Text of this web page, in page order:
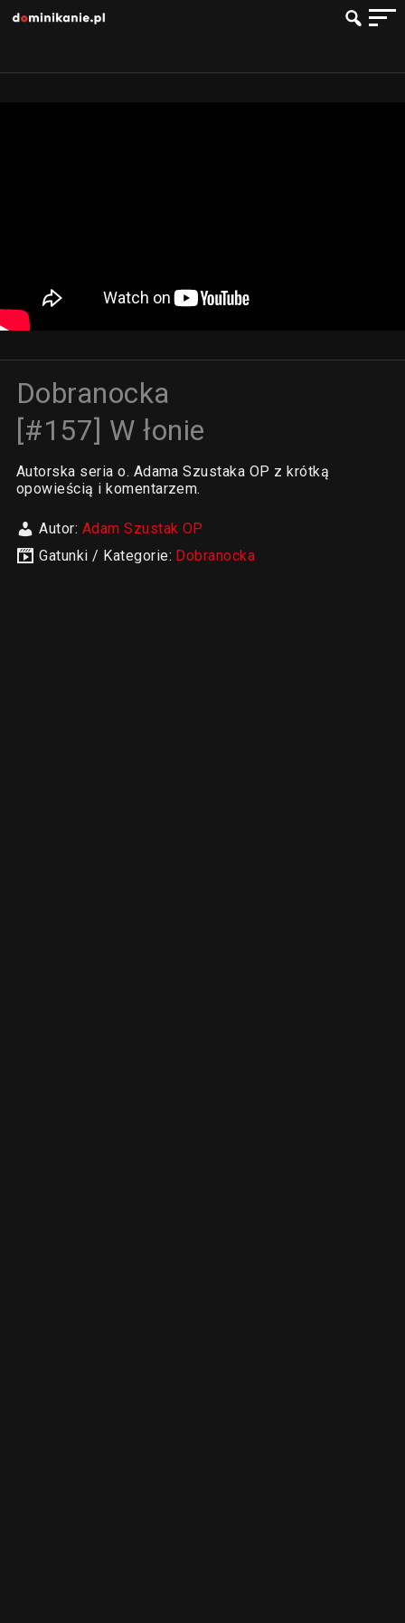
Dobranocka
[#157] W łonie
Autorska seria o. Adama Szustaka OP z krótką
opowieścią i komentarzem.
Autor: Adam Szustak OP
Gatunki / Kategorie: Dobranocka